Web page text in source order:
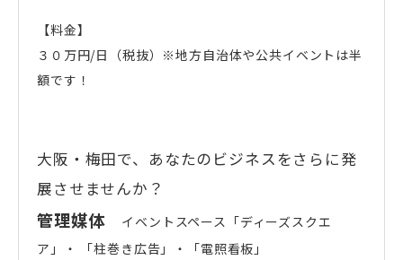
【料金】
３０万円/日（税抜）※地方自治体や公共イベントは半
額です！
大阪・梅田で、あなたのビジネスをさらに発
展させませんか？
管理媒体
イベントスペース「ディーズスクエ
ア」・ 「柱巻き広告」・「電照看板」